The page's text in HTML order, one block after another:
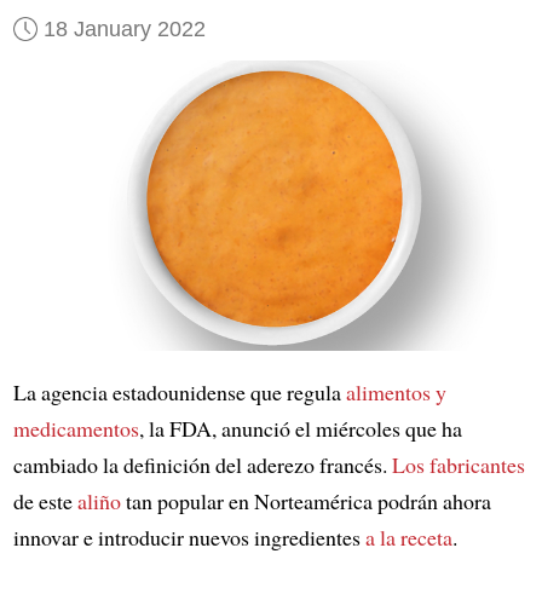
18 January 2022
La agencia estadounidense que regulaalimentos y
medicamentos, la FDA, anunció el miércoles que ha
cambiado la definición del aderezo francés. Los fabricantes
de estealiñotan popular en Norteamérica podrán ahora
innovar e introducir nuevos ingredientesa la receta.